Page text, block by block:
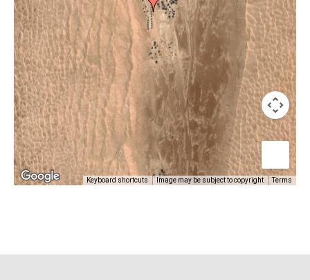
Keyboard shortcuts Image may be subject to copyright Terms